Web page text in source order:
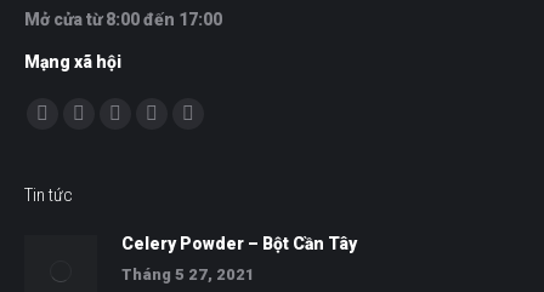
Mở cửa từ 8:00 đến 17:00
Mạng xã hội
Find us on:
Tin tức
Celery Powder – Bột Cần Tây
Tháng 5 27, 2021